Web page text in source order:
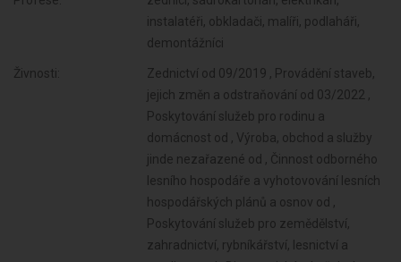
instalatéři, obkladači, malíři, podlaháři,
demontážníci
Živnosti: Zednictví od 09/2019 , Provádění staveb, jejich změn a odstraňování od 03/2022 , Poskytování služeb pro rodinu a domácnost od , Výroba, obchod a služby jinde nezařazené od , Činnost odborného lesního hospodáře a vyhotovování lesních hospodářských plánů a osnov od , Poskytování služeb pro zemědělství, zahradnictví, rybníkářství, lesnictví a myslivost od , Diagnostická, zkušební a poradenská činnost v ochraně rostlin a ošetřování rostlin, rostlinných produktů, objektů a půdy proti škodlivým organismům přípravky na ochranu rostlin nebo biocidními přípravky od , Nakládání s reprodukčním materiálem lesních dřevin od , Chov zvířat a jejich výcvik (s výjimkou živočišné výroby) od , Úprava nerostů, dobývání rašeliny a bahna od , Výroba potravinářských a škrobárenských výrobků od , Pěstitelské pálení od , Výroba krmiv, krmných směsí, doplňkových látek a premixů od , Výroba textilií, textilních výrobků, oděvů a oděvních doplňků od , Zpracování dřeva, výroba dřevěných, korkových, proutěných a slaměných výrobků od , Výroba vlákniny, papíru a lepenky a zboží z těchto materiálů od , Vydavatelské činnosti, polygrafická výroba, knihařské a kopírovací práce od , Výroba, rozmnožování, distribuce, prodej, pronájem zvukových a zvukově-obrazových záznamů a výroba nenahraných nosičů údajů a záznamů od , Výroba koksu, surového dehtu a jiných pevných paliv od , Výroba chemických látek a chemických směsí nebo předmětů a kosmetických přípravků od , Výroba hnojiv od , Výroba plastových a pryžových výrobků od , Výroba a zpracování skla od , Výroba stavebních hmot, porcelánových, keramických a sádrových výrobků od , Výroba brusiv a ostatních minerálních nekovových výrobků od , Výroba a hutní zpracování železa, drahých a neželezných kovů a jejich slitin od , Výroba kovových konstrukcí a kovodělných výrobků od , Umělecko-řemeslné zpracování kovů od , Povrchové úpravy a svařování kovů a dalších materiálů od , Výroba měřicích, zkušebních, navigačních, optických a fotografických přístrojů a zařízení od , Výroba elektronických součástek, elektrických zařízení a výroba a opravy elektrických strojů, přístrojů a elektronických zařízení pracujících na malém napětí od , Výroba neelektrických zařízení pro domácnost od , Výroba strojů a zařízení od , Výroba motorových a přípojných vozidel a karoserií od , Výroba dalších výrobků zpracovatelského průmyslu od , Stavba a výroba plavidel od , Provozování vodovodů a kanalizací a úprava a rozvod vody od , Výroba, vývoj, projektování, zkoušky, instalace, údržba, opravy, modifikace a konstrukční změny letadel, motorů letadel, vrtulí, letadlových částí a zařízení a leteckých pozemních zařízení od , Nakládání s odpady (vyjma nebezpečných) od , Výroba drážních hnacích vozidel a drážních vozidel na dráze tramvajové, trolejbusové a lanové a železničního parku od , Přípravné a dokončovací stavební práce, specializované stavební činnosti od , Výroba jízdních kol, vozíků pro invalidy a jiných nemotorových dopravních prostředků od , Sklenářské práce, rámování a paspartování od , Výroba a opravy čalounických výrobků od , Zprostředkování obchodu a služeb od , Velkoobchod a maloobchod od , Výroba zdravotnických prostředků od , Zastavárenská činnost a maloobchod s použitým zbožím od , Výroba a opravy zdrojů ionizujícího záření od , Údržba motorových vozidel a jejich příslušenství od , Skladování, balení zboží, manipulace s nákladem a technické činnosti v dopravě od , Potrubní a pozemní doprava (vyjma železniční a silniční motorové dopravy) od , Výroba školních a kancelářských potřeb, kromě výrobků z papíru, výroba bižuterie, kartáčnického a konfekčního zboží, deštníků, upomínkových předmětů od , Zasilatelství a zastupování v celním řízení